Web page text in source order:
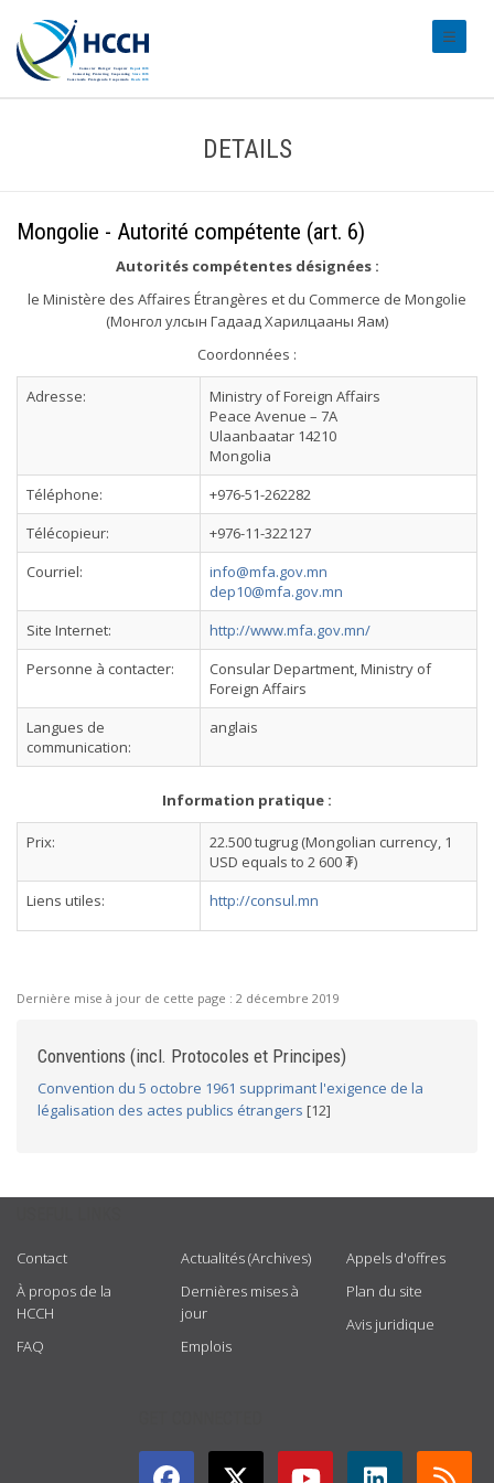
DETAILS
Mongolie - Autorité compétente (art. 6)
Autorités compétentes désignées :
le Ministère des Affaires Étrangères et du Commerce de Mongolie
(Монгол улсын Гадаад Харилцааны Яам)
Coordonnées :
Adresse:
Ministry of Foreign Affairs
Peace Avenue – 7A
Ulaanbaatar 14210
Mongolia
Téléphone:
+976-51-262282
Télécopieur:
+976-11-322127
Courriel:
info@mfa.gov.mn
dep10@mfa.gov.mn
Site Internet:
http://www.mfa.gov.mn/
Personne à contacter:
Consular Department, Ministry of
Foreign Affairs
Langues de
communication:
anglais
Information pratique :
Prix:
22.500 tugrug (Mongolian currency, 1
USD equals to 2 600 ₮)
Liens utiles:
http://consul.mn
Dernière mise à jour de cette page : 2 décembre 2019
Conventions (incl. Protocoles et Principes)
Convention du 5 octobre 1961 supprimant l'exigence de la
légalisation des actes publics étrangers [12]
Contact
À propos de la
HCCH
FAQ
Actualités (Archives)
Dernières mises à
jour
Emplois
Appels d'offres
Plan du site
Avis juridique